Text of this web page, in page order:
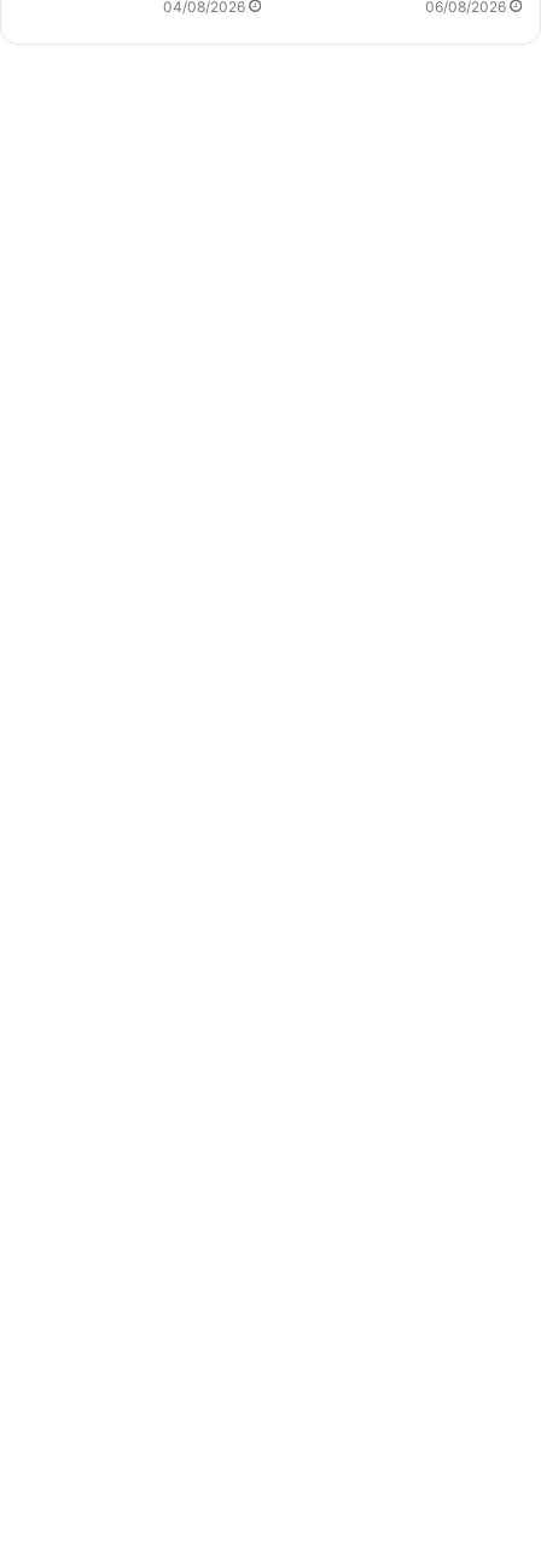
06/08/2026
04/08/2026